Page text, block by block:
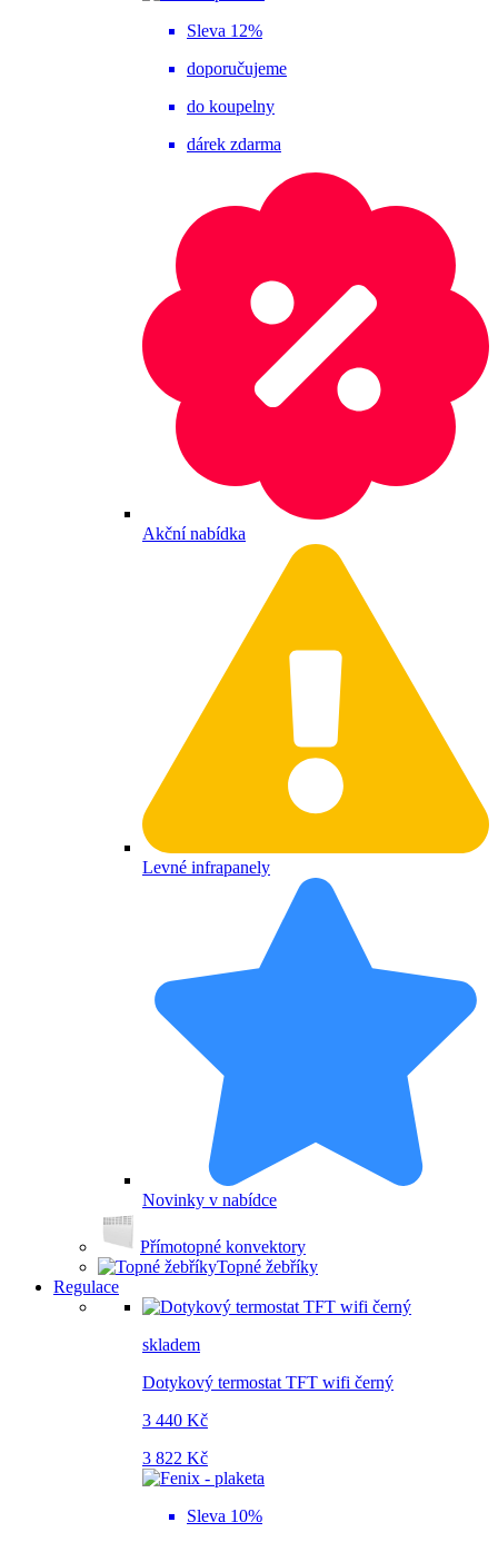
Sleva 12%
doporučujeme
do koupelny
dárek zdarma
Akční nabídka
Levné infrapanely
Novinky v nabídce
Přímotopné konvektory
Topné žebříky
Regulace
skladem
Dotykový termostat TFT wifi černý
3 440 Kč
3 822 Kč
Sleva 10%